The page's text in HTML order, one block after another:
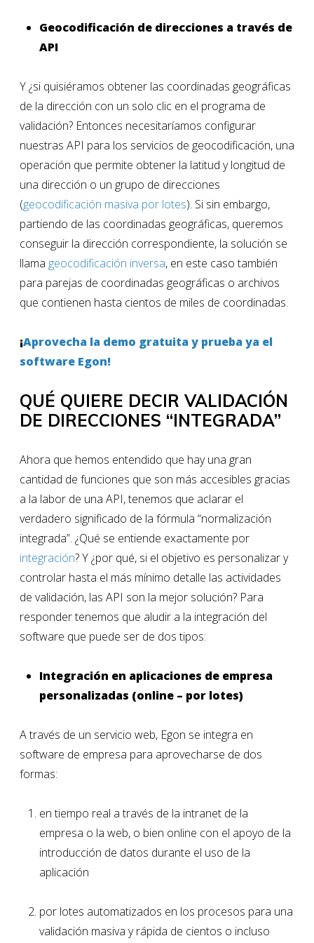
Geocodificación de direcciones a través de
API
Y ¿si quisiéramos obtener las coordinadas geográficas
de la dirección con un solo clic en el programa de
validación? Entonces necesitaríamos configurar
nuestras API para los servicios de geocodificación, una
operación que permite obtener la latitud y longitud de
una dirección o un grupo de direcciones
(geocodificación masiva por lotes). Si sin embargo,
partiendo de las coordinadas geográficas, queremos
conseguir la dirección correspondiente, la solución se
llama geocodificación inversa, en este caso también
para parejas de coordinadas geográficas o archivos
que contienen hasta cientos de miles de coordinadas.
¡Aprovecha la demo gratuita y prueba ya el
software Egon!
QUÉ QUIERE DECIR VALIDACIÓN
DE DIRECCIONES “INTEGRADA”
Ahora que hemos entendido que hay una gran
cantidad de funciones que son más accesibles gracias
a la labor de una API, tenemos que aclarar el
verdadero significado de la fórmula “normalización
integrada”. ¿Qué se entiende exactamente por
integración? Y ¿por qué, si el objetivo es personalizar y
controlar hasta el más mínimo detalle las actividades
de validación, las API son la mejor solución? Para
responder tenemos que aludir a la integración del
software que puede ser de dos tipos:
Integración en aplicaciones de empresa
personalizadas (online – por lotes)
A través de un servicio web, Egon se integra en
software de empresa para aprovecharse de dos
formas:
en tiempo real a través de la intranet de la
empresa o la web, o bien online con el apoyo de la
introducción de datos durante el uso de la
aplicación
por lotes automatizados en los procesos para una
validación masiva y rápida de cientos o incluso